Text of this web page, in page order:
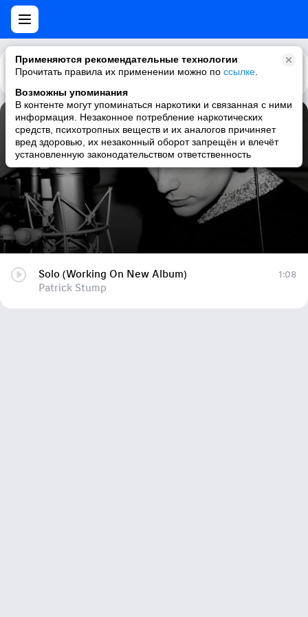
Применяются рекомендательные технологии
Прочитать правила их применении можно по ссылке
Возможны упоминания
В контенте могут упоминаться наркотики и связанная с ними
информация. Незаконное потребление наркотических
средств, психотропных веществ и их аналогов причиняет
вред здоровью, их незаконный оборот запрещён и влечёт
установленную законодательством ответственность
Каталог Рекомендации
Solo (Working On New Album)
Patrick Stump
Solo (Working On New Album)
Patrick Stump
1:08